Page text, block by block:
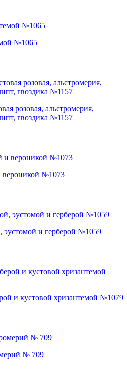
№1065
розовая, альстромерия,
гвоздика №1157
вероникой №1073
эустомой и герберой №1059
и кустовой хризантемой №1079
№ 709